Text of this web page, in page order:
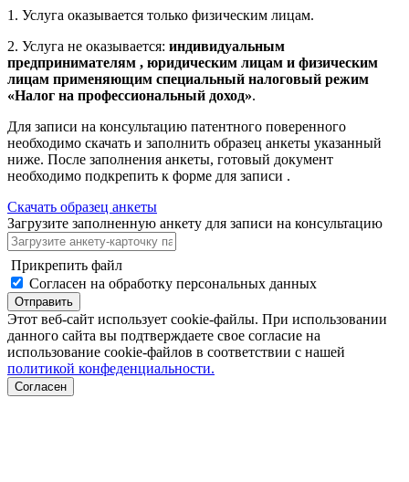
1. Услуга оказывается только физическим лицам.
2. Услуга не оказывается: индивидуальным
предпринимателям , юридическим лицам и физическим
лицам применяющим специальный налоговый режим
«Налог на профессиональный доход».
Для записи на консультацию патентного поверенного
необходимо скачать и заполнить образец анкеты указанный
ниже. После заполнения анкеты, готовый документ
необходимо подкрепить к форме для записи .
Скачать образец анкеты
Загрузите заполненную анкету для записи на консультацию
Прикрепить файл
Согласен на обработку персональных данных
Отправить
Этот веб-сайт использует cookie-файлы. При использовании
данного сайта вы подтверждаете свое согласие на
использование cookie-файлов в соответствии с нашей
политикой конфеденциальности.
Согласен